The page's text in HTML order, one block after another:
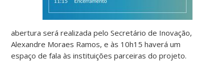
abertura será realizada pelo Secretário de Inovação,
Alexandre Moraes Ramos, e às 10h15 haverá um
espaço de fala às instituições parceiras do projeto.